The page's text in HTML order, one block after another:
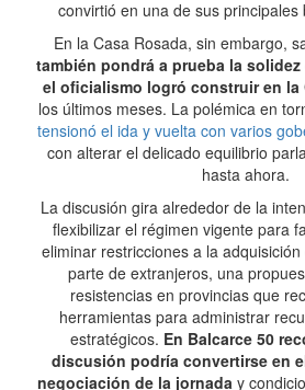
convirtió en una de sus
En la Casa Rosada, sin embargo,
también pondrá a prueba la
el oficialismo logró construir en la
los últimos meses. La polémica en
tensionó el ida y vuelta con varios
con alterar el delicado equilibrio
hasta ahora.
La discusión gira alrededor de la
flexibilizar el régimen vigente para
eliminar restricciones a la
parte de extranjeros, una
resistencias en provincias que
herramientas para administrar
estratégicos. En Balcarce 50
discusión podría convertirse en
negociación de la jornada y